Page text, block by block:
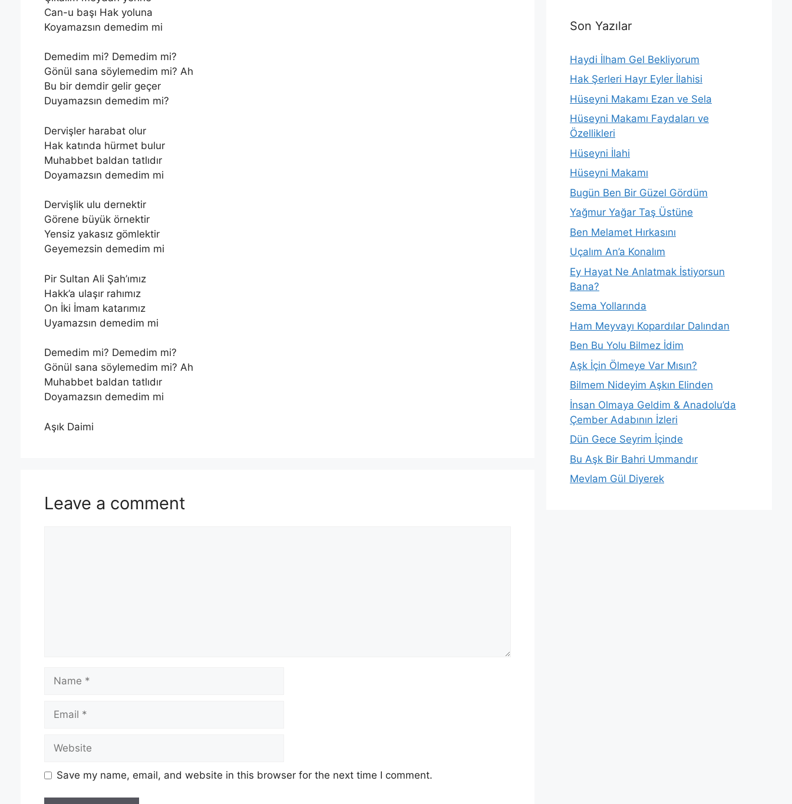
Can-u başı Hak yoluna
Koyamazsın demedim mi
Demedim mi? Demedim mi?
Gönül sana söylemedim mi? Ah
Bu bir demdir gelir geçer
Duyamazsın demedim mi?
Dervişler harabat olur
Hak katında hürmet bulur
Muhabbet baldan tatlıdır
Doyamazsın demedim mi
Dervişlik ulu dernektir
Görene büyük örnektir
Yensiz yakasız gömlektir
Geyemezsin demedim mi
Pir Sultan Ali Şah’ımız
Hakk’a ulaşır rahımız
On İki İmam katarımız
Uyamazsın demedim mi
Demedim mi? Demedim mi?
Gönül sana söylemedim mi? Ah
Muhabbet baldan tatlıdır
Doyamazsın demedim mi
Aşık Daimi
Leave a comment
Save my name, email, and website in this browser for the next time I comment.
Son Yazılar
Haydi İlham Gel Bekliyorum
Hak Şerleri Hayr Eyler İlahisi
Hüseyni Makamı Ezan ve Sela
Hüseyni Makamı Faydaları ve
Özellikleri
Hüseyni İlahi
Hüseyni Makamı
Bugün Ben Bir Güzel Gördüm
Yağmur Yağar Taş Üstüne
Ben Melamet Hırkasını
Uçalım An’a Konalım
Ey Hayat Ne Anlatmak İstiyorsun
Bana?
Sema Yollarında
Ham Meyvayı Kopardılar Dalından
Ben Bu Yolu Bilmez İdim
Aşk İçin Ölmeye Var Mısın?
Bilmem Nideyim Aşkın Elinden
İnsan Olmaya Geldim & Anadolu’da
Çember Adabının İzleri
Dün Gece Seyrim İçinde
Bu Aşk Bir Bahri Ummandır
Mevlam Gül Diyerek